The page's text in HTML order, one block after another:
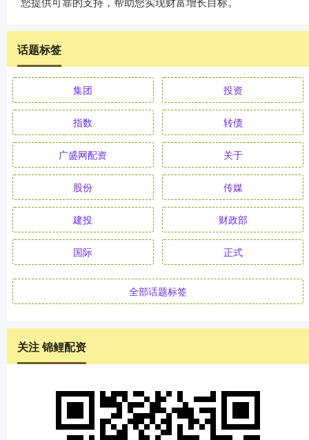
话题标签
集团 投资
指数 转债
广盛网配资 关于
股份 传媒
建投 财政部
国际 正式
全部话题标签
关注 锦鲤配资